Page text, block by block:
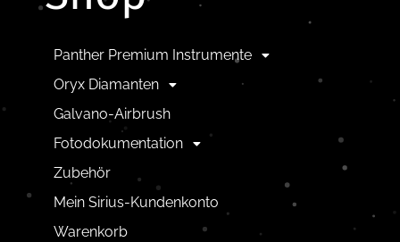
Panther Premium Instrumente
Oryx Diamanten
Galvano-Airbrush
Fotodokumentation
Zubehör
Mein Sirius-Kundenkonto
Warenkorb